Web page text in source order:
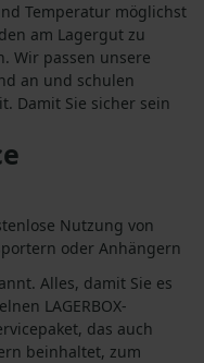
Temperatur möglichst
am Lagergut zu
Wir passen unsere
an und schulen
Damit Sie sicher sein
Alles, damit Sie es
LAGERBOX-
das auch
beinhaltet, zum